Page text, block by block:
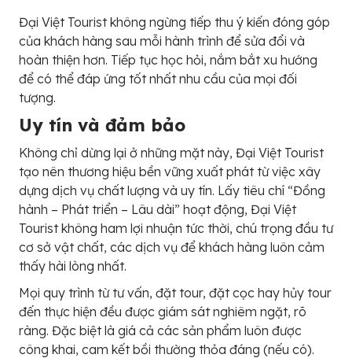
Đại Việt Tourist không ngừng tiếp thu ý kiến đóng góp
của khách hàng sau mỗi hành trình để sửa đổi và
hoàn thiện hơn. Tiếp tục học hỏi, nắm bắt xu hướng
để có thể đáp ứng tốt nhất nhu cầu của mọi đối
tượng.
Uy tín và đảm bảo
Không chỉ dừng lại ở những mặt này, Đại Việt Tourist
tạo nên thương hiệu bền vững xuất phát từ việc xây
dựng dịch vụ chất lượng và uy tín. Lấy tiêu chí “Đồng
hành – Phát triển – Lâu dài” hoạt động, Đại Việt
Tourist không ham lợi nhuận tức thời, chú trọng đầu tư
cơ sở vật chất, các dịch vụ để khách hàng luôn cảm
thấy hài lòng nhất.
Mọi quy trình từ tư vấn, đặt tour, đặt cọc hay hủy tour
đến thực hiện đều được giám sát nghiêm ngặt, rõ
ràng. Đặc biệt là giá cả các sản phẩm luôn được
công khai, cam kết bồi thường thỏa đáng (nếu có).